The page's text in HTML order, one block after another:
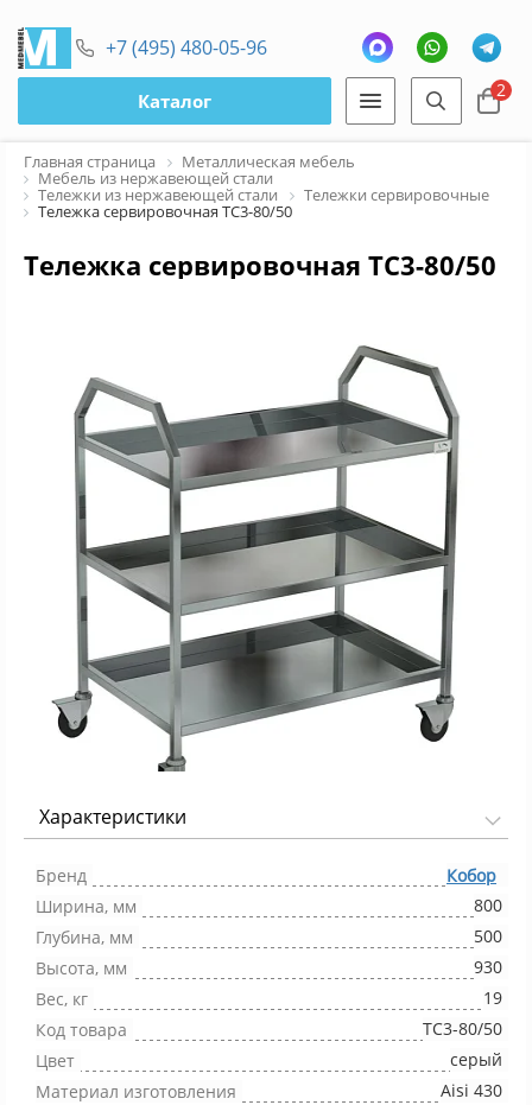
+7 (495) 480-05-96
Каталог 2
Главная страница Металлическая мебель
Мебель из нержавеющей стали
Тележки из нержавеющей стали Тележки сервировочные
Тележка сервировочная ТС3-80/50
Тележка сервировочная ТС3-80/50
Характеристики
Бренд
Кобор
Ширина, мм
800
Глубина, мм
500
Высота, мм
930
Вес, кг
19
Код товара
ТС3-80/50
Цвет
серый
Материал изготовления
Aisi 430